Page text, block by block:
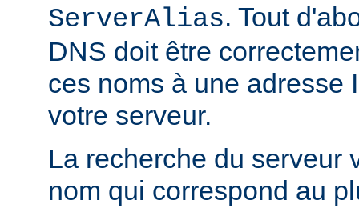
ServerAlias. Tout
DNS doit être
ces noms à une adresse
votre serveur.
La recherche du serveur
nom qui correspond au